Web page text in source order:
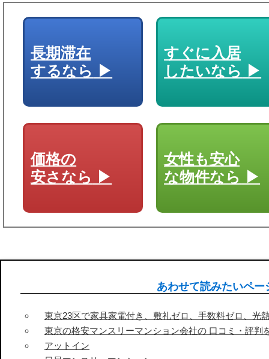
長期滞在
するなら
すぐに入居
したいなら
価格の
安さなら
女性も安心
な物件なら
あわせて読みたいペー
東京23区で家具家電付き、敷礼ゼロ、手数料ゼロ、光
東京の格安マンスリーマンション会社の 口コミ・評判
アットイン